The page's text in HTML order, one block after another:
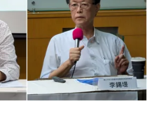
家園。不過近年綠電開發與生態環
，讓許多人對綠電失去信心。另
擴張，推升電力需求，部分產業
納入電力選項。然而，新的核能
一段距離。清大核子工程與科學研
今年5月「非核家園，然後呢？」
反應器言之過早，籌建小型模組
世界小型模